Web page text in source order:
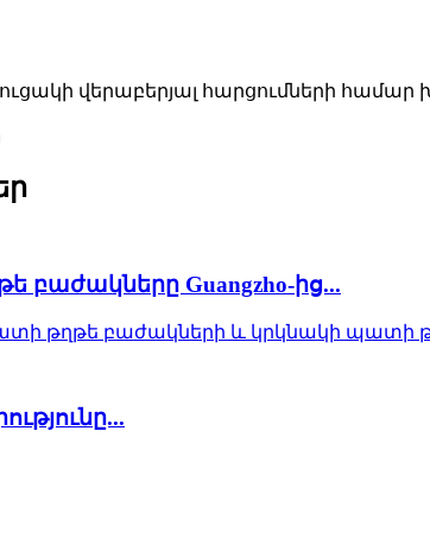
վերաբերյալ հարցումների համար
բաժակները Guangzho-ից...